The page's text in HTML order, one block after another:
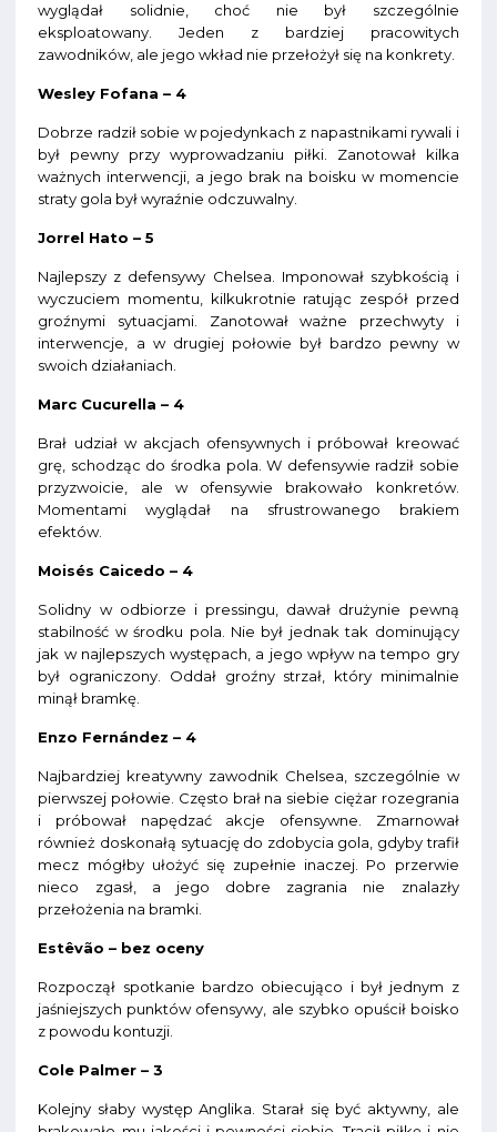
wyglądał solidnie, choć nie był szczególnie
eksploatowany. Jeden z bardziej pracowitych
zawodników, ale jego wkład nie przełożył się na konkrety.
Wesley Fofana – 4
Dobrze radził sobie w pojedynkach z napastnikami rywali i
był pewny przy wyprowadzaniu piłki. Zanotował kilka
ważnych interwencji, a jego brak na boisku w momencie
straty gola był wyraźnie odczuwalny.
Jorrel Hato – 5
Najlepszy z defensywy Chelsea. Imponował szybkością i
wyczuciem momentu, kilkukrotnie ratując zespół przed
groźnymi sytuacjami. Zanotował ważne przechwyty i
interwencje, a w drugiej połowie był bardzo pewny w
swoich działaniach.
Marc Cucurella – 4
Brał udział w akcjach ofensywnych i próbował kreować
grę, schodząc do środka pola. W defensywie radził sobie
przyzwoicie, ale w ofensywie brakowało konkretów.
Momentami wyglądał na sfrustrowanego brakiem
efektów.
Moisés Caicedo – 4
Solidny w odbiorze i pressingu, dawał drużynie pewną
stabilność w środku pola. Nie był jednak tak dominujący
jak w najlepszych występach, a jego wpływ na tempo gry
był ograniczony. Oddał groźny strzał, który minimalnie
minął bramkę.
Enzo Fernández – 4
Najbardziej kreatywny zawodnik Chelsea, szczególnie w
pierwszej połowie. Często brał na siebie ciężar rozegrania
i próbował napędzać akcje ofensywne. Zmarnował
również doskonałą sytuację do zdobycia gola, gdyby trafił
mecz mógłby ułożyć się zupełnie inaczej. Po przerwie
nieco zgasł, a jego dobre zagrania nie znalazły
przełożenia na bramki.
Estêvão – bez oceny
Rozpoczął spotkanie bardzo obiecująco i był jednym z
jaśniejszych punktów ofensywy, ale szybko opuścił boisko
z powodu kontuzji.
Cole Palmer – 3
Kolejny słaby występ Anglika. Starał się być aktywny, ale